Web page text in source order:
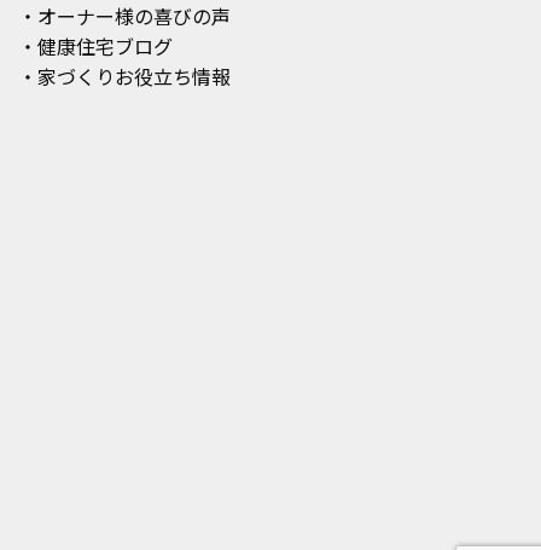
・オーナー様の喜びの声
・健康住宅ブログ
・家づくりお役立ち情報